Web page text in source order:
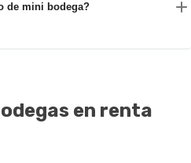
de mini bodega?
en renta